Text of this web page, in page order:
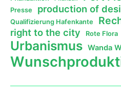
Presse production of
Qualifizierung Hafenkante
right to the city Rote Flora
Urbanismus Wanda